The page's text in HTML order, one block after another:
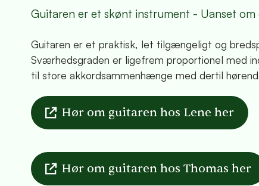
Guitaren er et skønt instrument - Uanset
Guitaren er et praktisk, let tilgængeligt og
Sværhedsgraden er ligefrem proportionel med
til store akkordsammenhænge med dertil
Hør om guitaren hos Lene her
Hør om guitaren hos Thomas her